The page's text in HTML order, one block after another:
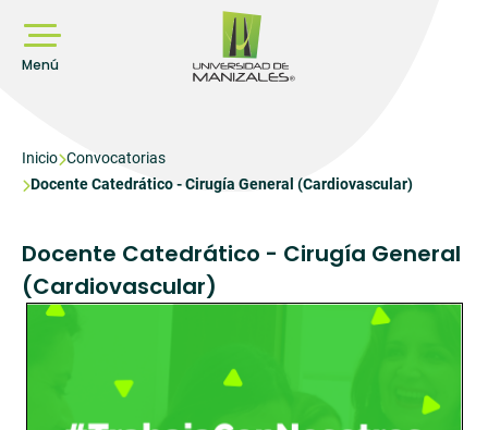
contenido
principal
Menú
Sobrescribir
enlaces
ayuda
a
la
Inicio Convocatorias
Docente Catedrático - Cirugía General (Cardiovascular)
Docente Catedrático - Cirugía General
(Cardiovascular)